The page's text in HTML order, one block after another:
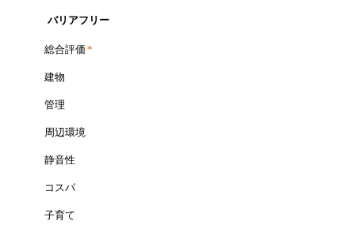
バリアフリー
総合評価 *
建物
管理
周辺環境
静音性
コスパ
子育て